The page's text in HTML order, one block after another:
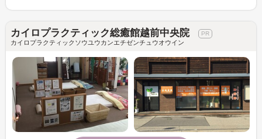
カイロプラクティック総癒館越前中央院
カイロプラクティックソウユウカンエチゼンチュウオウイン